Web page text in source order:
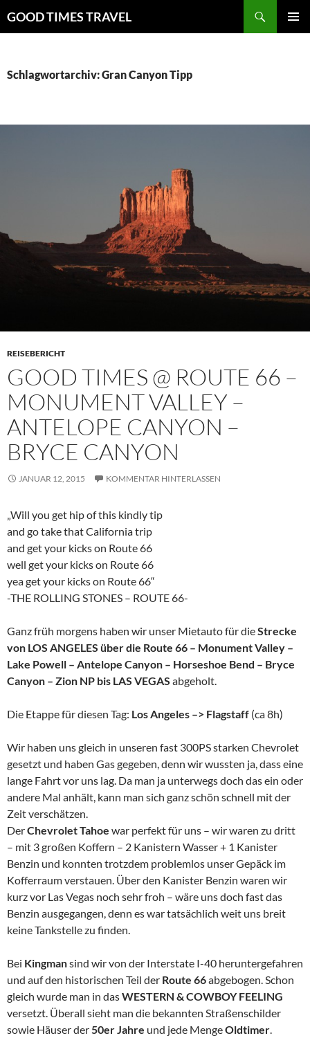
Inhalt
GOOD TIMES TRAVEL
Schlagwortarchiv: Gran Canyon Tipp
REISEBERICHT
GOOD TIMES @ ROUTE 66 –
MONUMENT VALLEY –
ANTELOPE CANYON –
BRYCE CANYON
JANUAR 12, 2015 KOMMENTAR HINTERLASSEN
„Will you get hip of this kindly tip
and go take that California trip
and get your kicks on Route 66
well get your kicks on Route 66
yea get your kicks on Route 66“
-THE ROLLING STONES – ROUTE 66-
Ganz früh morgens haben wir unser Mietauto für dieStrecke
von LOS ANGELES über die Route 66 – Monument Valley –
Lake Powell – Antelope Canyon – Horseshoe Bend – Bryce
Canyon – Zion NP bis LAS VEGAS abgeholt.
Die Etappe für diesen Tag: Los Angeles –> Flagstaff (ca 8h)
Wir haben uns gleich in unseren fast 300PS starken Chevrolet
gesetzt und haben Gas gegeben, denn wir wussten ja, dass eine
lange Fahrt vor uns lag. Da man ja unterwegs doch das ein oder
andere Mal anhält, kann man sich ganz schön schnell mit der
Zeit verschätzen.
DerChevrolet Tahoe war perfekt für uns – wir waren zu dritt
– mit 3 großen Koffern – 2 Kanistern Wasser + 1 Kanister
Benzin und konnten trotzdem problemlos unser Gepäck im
Kofferraum verstauen. Über den Kanister Benzin waren wir
kurz vor Las Vegas noch sehr froh – wäre uns doch fast das
Benzin ausgegangen, denn es war tatsächlich weit uns breit
keine Tankstelle zu finden.
Bei Kingmansind wir von der Interstate I-40 heruntergefahren
und auf den historischen Teil der Route 66abgebogen. Schon
gleich wurde man in dasWESTERN & COWBOY FEELING
versetzt. Überall sieht man die bekannten Straßenschilder
sowie Häuser der 50er Jahre und jede MengeOldtimer